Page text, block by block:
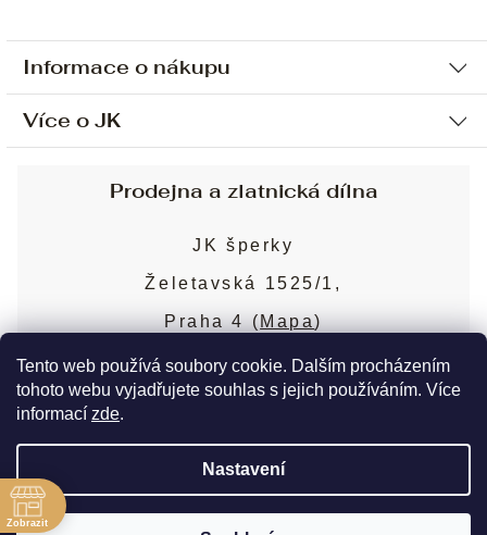
Tento web používá soubory cookie. Dalším procházením
tohoto webu vyjadřujete souhlas s jejich používáním. Více
informací zde.
Nastavení
Informace o nákupu
Ochrana osobních údajů
Sjednání osobní schůzky
Obchodní podmínky
Puncovní značky
Více o JK
Blog
Nejčastější dotazy
Prodejna a zlatnická dílna
JK šperky
Želetavská 1525/1,
Praha 4 (Mapa)
Více o prodejně
Copyright 2026JK šperky. Všechna práva
vyhrazena. Upravit nastavení cookies
Zobrazit